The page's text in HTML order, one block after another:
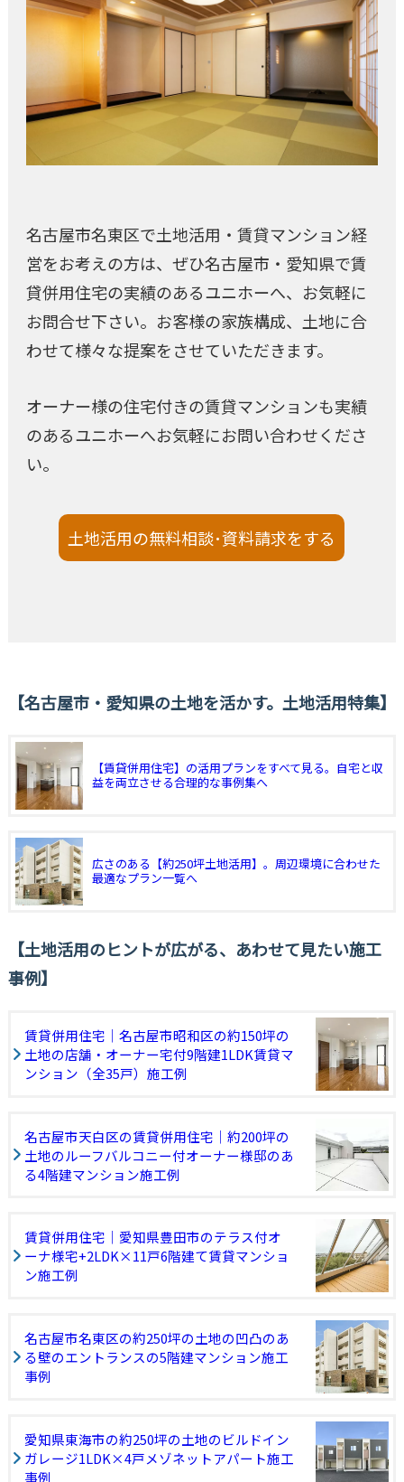
名古屋市名東区で土地活用・賃貸マンション経
営をお考えの方は、ぜひ名古屋市・愛知県で賃
貸併用住宅の実績のあるユニホーへ、お気軽に
お問合せ下さい。お客様の家族構成、土地に合
わせて様々な提案をさせていただきます。
オーナー様の住宅付きの賃貸マンションも実績
のあるユニホーへお気軽にお問い合わせくださ
い。
土地活用の無料相談･資料請求をする
名古屋市・愛知県の土地を活かす。土地活用特集
【賃貸併用住宅】の活用プランをすべて見る。自宅と収
益を両立させる合理的な事例集へ
広さのある【約250坪土地活用】。周辺環境に合わせた
最適なプラン一覧へ
土地活用のヒントが広がる、あわせて見たい施工
事例
賃貸併用住宅｜名古屋市昭和区の約150坪の
土地の店舗・オーナー宅付9階建1LDK賃貸マ
ンション（全35戸）施工例
名古屋市天白区の賃貸併用住宅｜約200坪の
土地のルーフバルコニー付オーナー様邸のあ
る4階建マンション施工例
賃貸併用住宅｜愛知県豊田市のテラス付オ
ーナ様宅+2LDK×11戸6階建て賃貸マンショ
ン施工例
名古屋市名東区の約250坪の土地の凹凸のあ
る壁のエントランスの5階建マンション施工
事例
愛知県東海市の約250坪の土地のビルドイン
ガレージ1LDK×4戸メゾネットアパート施工
事例